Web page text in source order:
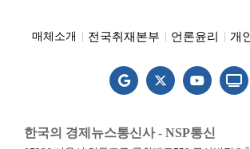
매체소개 전국취재본부 언론윤리 개
한국의 경제뉴스통신사 - NSP통신